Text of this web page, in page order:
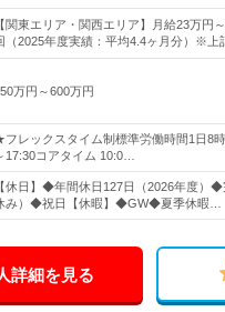
【関東エリア・関西エリア】月給23万円
（2025年度実績：平均4.4ヶ月分）※上
万円～600万円
レックスタイム制標準労働時間1日8
17:30コアタイム 10:0…
【休日】◆年間休日127日（2026年度）◆
み）◆祝日【休暇】◆GW◆夏季休暇…
詳細を見る